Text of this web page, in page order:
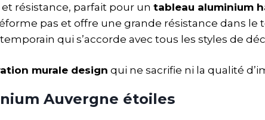
résistance, parfait pour un tableau aluminium
pas et offre une grande résistance dans le
qui s’accorde avec tous les styles de
murale design qui ne sacrifie ni la qualité
Auvergne étoiles